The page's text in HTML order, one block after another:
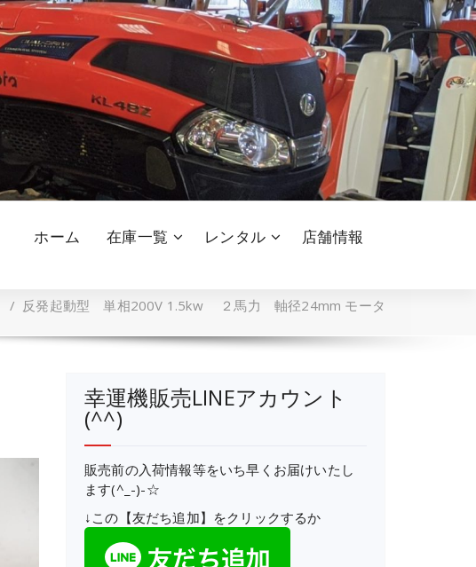
ホーム 在庫一覧 レンタル 店舗情報
/ 反発起動型 単相200V 1.5kw ２馬力 軸径24mm モータ
幸運機販売LINEアカウント
(^^)
販売前の入荷情報等をいち早くお届けいたし
ます(^_-)-☆
↓この【友だち追加】をクリックするか